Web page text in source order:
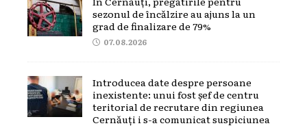
sezonul de încălzire au ajuns la un
grad de finalizare de 79%
07.08.2026
Introducea date despre persoane
inexistente: unui fost șef de centru
teritorial de recrutare din regiunea
Cernăuți i s-a comunicat suspiciunea